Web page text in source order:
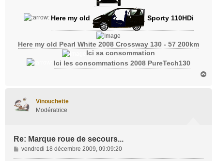
Here my old Sporty 110HDi
Here my old Pearl White 2008 Crossway 130 - 57 200km
Ici sa consommation
Ici les consommations 2008 PureTech130
Vinouchette
Modératrice
Re: Marque roue de secours...
M
e
vendredi 18 décembre 2009, 09:09:20